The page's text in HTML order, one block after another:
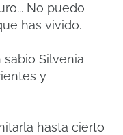
No puedo
has vivido.
Silvenia
y
hasta cierto